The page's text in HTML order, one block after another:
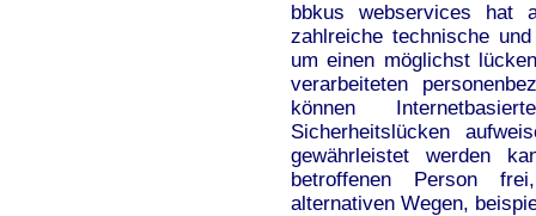
bbkus webservices hat
zahlreiche technische
um einen möglichst
verarbeiteten
können
Sicherheitslücken
gewährleistet werden
betroffenen Person
alternativen Wegen,